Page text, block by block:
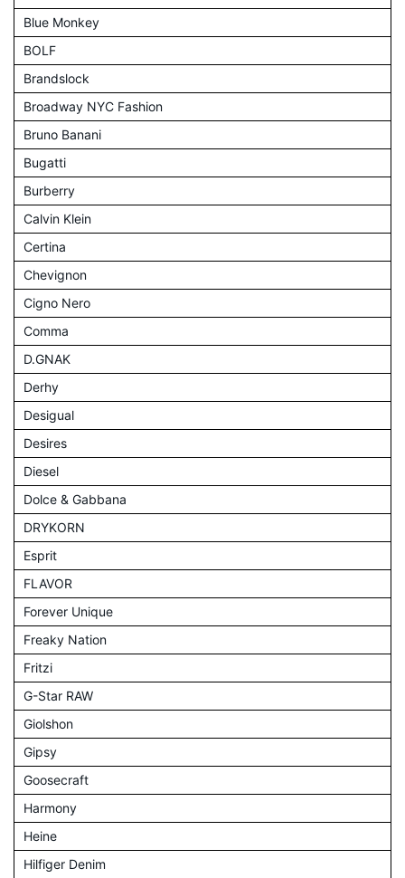
Blue Monkey
BOLF
Brandslock
Broadway NYC Fashion
Bruno Banani
Bugatti
Burberry
Calvin Klein
Certina
Chevignon
Cigno Nero
Comma
D.GNAK
Derhy
Desigual
Desires
Diesel
Dolce & Gabbana
DRYKORN
Esprit
FLAVOR
Forever Unique
Freaky Nation
Fritzi
G-Star RAW
Giolshon
Gipsy
Goosecraft
Harmony
Heine
Hilfiger Denim